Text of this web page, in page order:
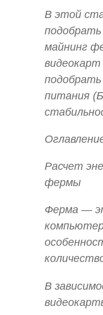
В этой
майнинг
видеокарт
питания
Расчет
фермы
Ферма —
В